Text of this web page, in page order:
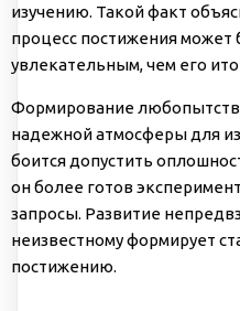
изучению. Такой факт
процесс постижения может
увлекательным, чем его
Формирование
надежной атмосферы для
боится допустить
он более готов
запросы. Развитие
неизвестному формирует
постижению.